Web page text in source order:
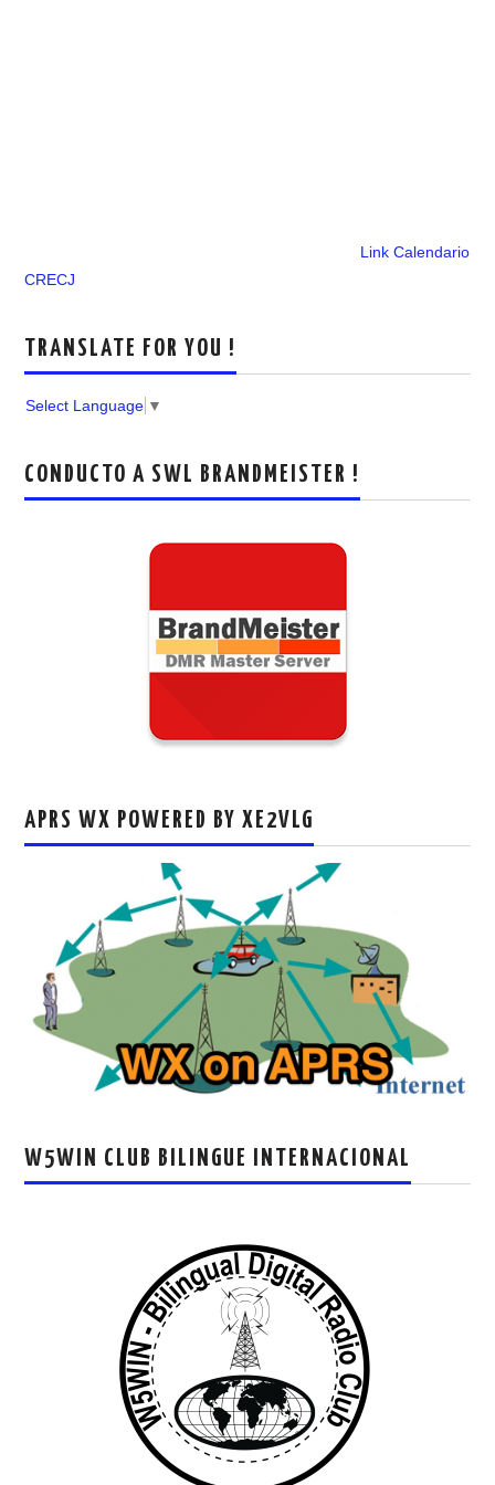
Link Calendario
CRECJ
TRANSLATE FOR YOU !
Select Language ▼
CONDUCTO A SWL BRANDMEISTER !
APRS WX POWERED BY XE2VLG
W5WIN CLUB BILINGUE INTERNACIONAL